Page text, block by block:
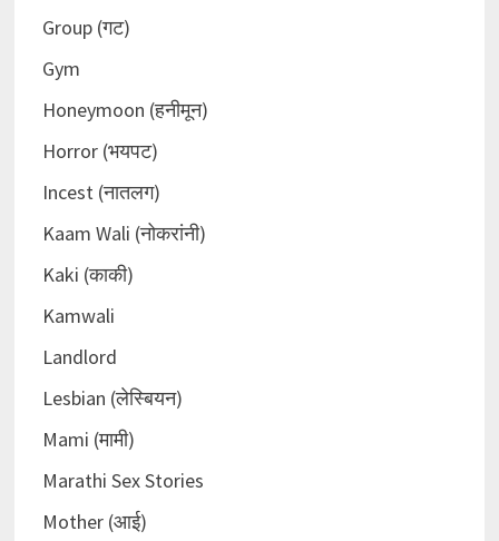
Group (गट)
Gym
Honeymoon (हनीमून)
Horror (भयपट)
Incest (नातलग)
Kaam Wali (नोकरांनी)
Kaki (काकी)
Kamwali
Landlord
Lesbian (लेस्बियन)
Mami (मामी)
Marathi Sex Stories
Mother (आई)